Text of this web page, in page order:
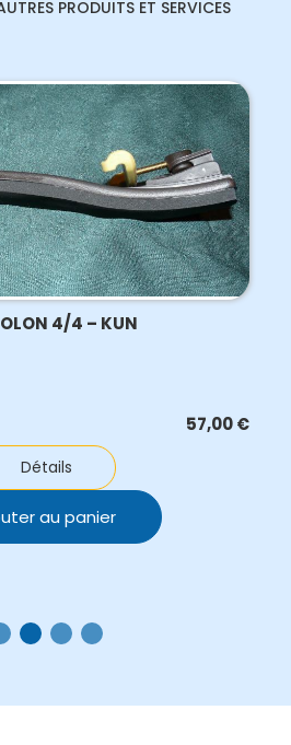
PRODUITS ET SERVICES
4/4 – KUN
57,00€
Détails
au panier